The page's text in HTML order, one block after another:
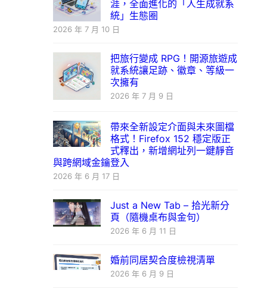
涯，全面進化的「人生成就系
統」生態圈
2026 年 7 月 10 日
把旅行變成 RPG！開源旅遊成
就系統讓足跡、徽章、等級一
次擁有
2026 年 7 月 9 日
帶來全新設定介面與未來圖檔
格式！Firefox 152 穩定版正
式釋出，新增網址列一鍵靜音
與跨網域金鑰登入
2026 年 6 月 17 日
Just a New Tab – 拾光新分
頁（隨機桌布與金句）
2026 年 6 月 11 日
婚前同居契合度檢視清單
2026 年 6 月 9 日